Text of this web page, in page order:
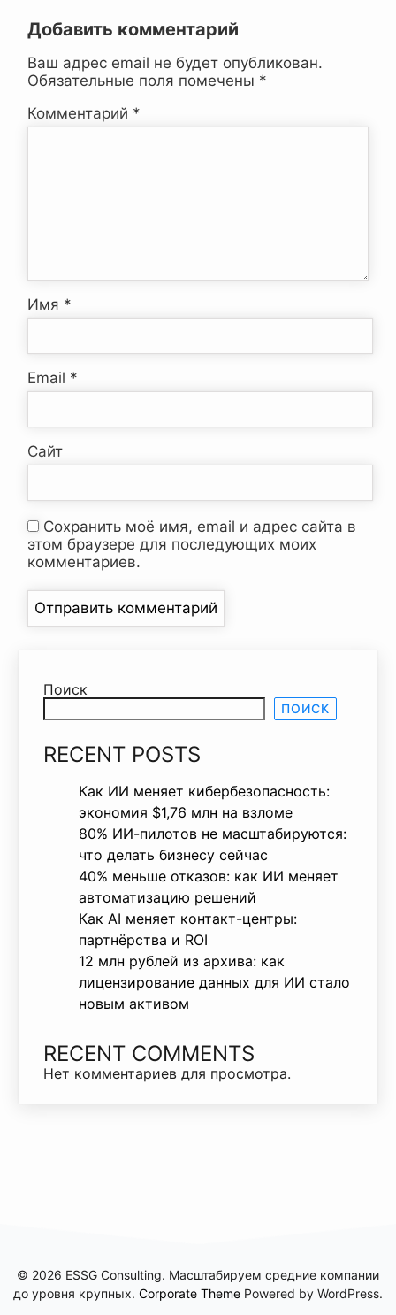
Добавить комментарий
Ваш адрес email не будет опубликован.
Обязательные поля помечены *
Комментарий *
Имя *
Email *
Сайт
Сохранить моё имя, email и адрес сайта в
этом браузере для последующих моих
комментариев.
Поиск
ПОИСК
RECENT POSTS
Как ИИ меняет кибербезопасность:
экономия $1,76 млн на взломе
80% ИИ-пилотов не масштабируются:
что делать бизнесу сейчас
40% меньше отказов: как ИИ меняет
автоматизацию решений
Как AI меняет контакт-центры:
партнёрства и ROI
12 млн рублей из архива: как
лицензирование данных для ИИ стало
новым активом
RECENT COMMENTS
Нет комментариев для просмотра.
© 2026 ESSG Consulting. Масштабируем средние компании
до уровня крупных. Corporate Theme Powered by WordPress.